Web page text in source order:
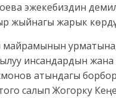
эжекебиздин
жыйнагы жарык көрдү.
инсандардын
атындагы
салып Жогорку